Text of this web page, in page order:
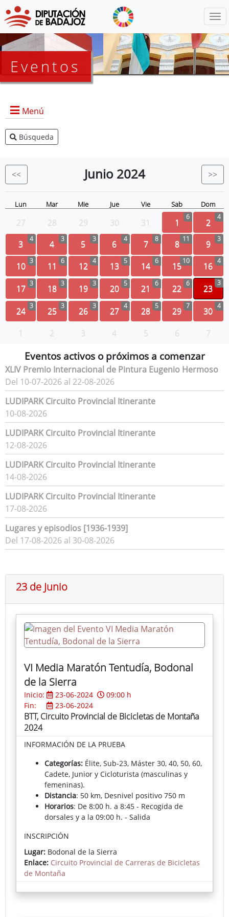
Eventos
Menú
Agenda Presidencia
Eventos
Búsqueda
<< Junio 2024 >>
Lun Mar Mie Jue Vie Sab Dom
27 28 29 30 31 1 6 2 4
3 4 4 3 5 3 6 4 7 8 8 11 9 3
10 3 11 6 12 4 13 5 14 6 1510 16 4
17 3 18 3 19 3 20 5 21 6 22 6 23
3
24 3 25 3 26 3 27 4 28 5 29 7 30 4
1 2 3 4 5 6 7
Eventos activos o próximos a comenzar
XLIV Premio Internacional de Pintura Eugenio Hermoso
Del 10-07-2026 al 22-08-2026
LUDIPARK Circuito Provincial Itinerante
10-08-2026
LUDIPARK Circuito Provincial Itinerante
12-08-2026
LUDIPARK Circuito Provincial Itinerante
14-08-2026
LUDIPARK Circuito Provincial Itinerante
17-08-2026
Lugares y episodios [1936-1939]
Del 17-08-2026 al 30-08-2026
23 de Junio
VI Media Maratón Tentudía, Bodonal
de la Sierra
Inicio: 23-06-2024
09:00 h
Fin:
23-06-2024
BTT, Circuito Provincial de Bicicletas de Montaña
2024
INFORMACIÓN DE LA PRUEBA
Categorías: Élite, Sub-23, Máster 30, 40, 50, 60,
Cadete, Junior y Cicloturista (masculinas y
femeninas).
Distancia: 50 km, Desnivel positivo 750 m
Horarios: De 8:00 h. a 8:45 - Recogida de
dorsales y a la 09:00 h. - Salida
INSCRIPCIÓN
Inscripción: Formulario web Federación
Extremeña de Ciclismo
Fecha Límite
25,00 € No Federados
Lugar: Bodonal de la Sierra
Enlace: Circuito Provincial de Carreras de Bicicletas
de Montaña